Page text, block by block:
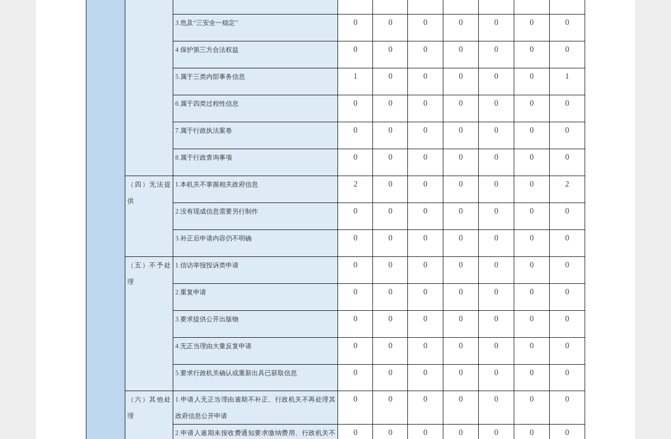
3.危及“三安全一稳定” 0 0 0 0 0 0 0
4.保护第三方合法权益 0 0 0 0 0 0 0
5.属于三类内部事务信息 1 0 0 0 0 0 1
6.属于四类过程性信息 0 0 0 0 0 0 0
7.属于行政执法案卷 0 0 0 0 0 0 0
8.属于行政查询事项 0 0 0 0 0 0 0
（四）无法提
供
1.本机关不掌握相关政府信息 2 0 0 0 0 0 2
2.没有现成信息需要另行制作 0 0 0 0 0 0 0
3.补正后申请内容仍不明确 0 0 0 0 0 0 0
（五）不予处
理
1.信访举报投诉类申请 0 0 0 0 0 0 0
2.重复申请 0 0 0 0 0 0 0
3.要求提供公开出版物 0 0 0 0 0 0 0
4.无正当理由大量反复申请 0 0 0 0 0 0 0
5.要求行政机关确认或重新出具已获取信息 0 0 0 0 0 0 0
（六）其他处
理
1.申请人无正当理由逾期不补正、行政机关不再处理其
政府信息公开申请
0 0 0 0 0 0 0
2.申请人逾期未按收费通知要求缴纳费用、行政机关不 0 0 0 0 0 0 0